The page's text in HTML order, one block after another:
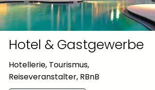
Hotel & Gastgewerbe
Hotellerie, Tourismus,
Reiseveranstalter, RBnB